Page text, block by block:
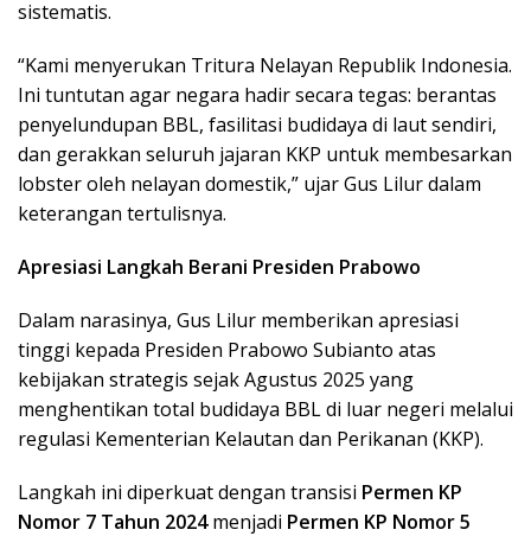
sistematis.
“Kami menyerukan Tritura Nelayan Republik Indonesia.
Ini tuntutan agar negara hadir secara tegas: berantas
penyelundupan BBL, fasilitasi budidaya di laut sendiri,
dan gerakkan seluruh jajaran KKP untuk membesarkan
lobster oleh nelayan domestik,” ujar Gus Lilur dalam
keterangan tertulisnya.
Apresiasi Langkah Berani Presiden Prabowo
Dalam narasinya, Gus Lilur memberikan apresiasi
tinggi kepada Presiden Prabowo Subianto atas
kebijakan strategis sejak Agustus 2025 yang
menghentikan total budidaya BBL di luar negeri melalui
regulasi Kementerian Kelautan dan Perikanan (KKP).
Langkah ini diperkuat dengan transisi Permen KP
Nomor 7 Tahun 2024menjadi Permen KP Nomor 5